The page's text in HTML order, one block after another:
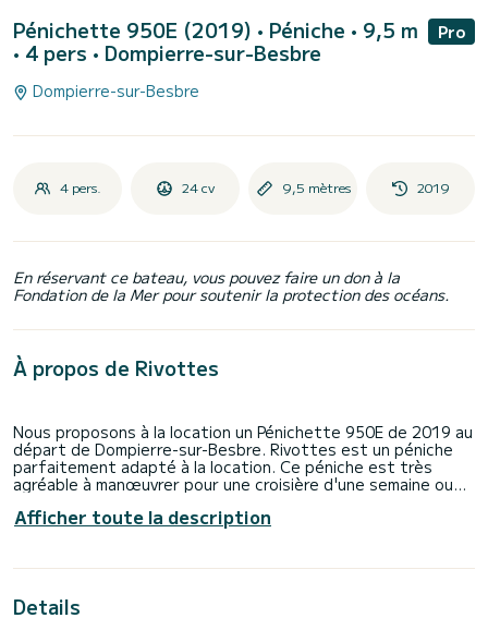
Pénichette 950E (2019) • Péniche • 9,5 m
• 4 pers • Dompierre-sur-Besbre
Pro
Dompierre-sur-Besbre
4 pers. 24 cv 9,5 mètres 2019
En réservant ce bateau, vous pouvez faire un don à la
Fondation de la Mer pour soutenir la protection des océans.
À propos de Rivottes
Nous proposons à la location un Pénichette 950E de 2019 au
départ de Dompierre-sur-Besbre. Rivottes est un péniche
parfaitement adapté à la location. Ce péniche est très
agréable à manœuvrer pour une croisière d'une semaine ou
totale de 10 mètres, il sera votre meilleur allié pour passer
de Dompierre-sur-Besbre
Afficher toute la description
Details